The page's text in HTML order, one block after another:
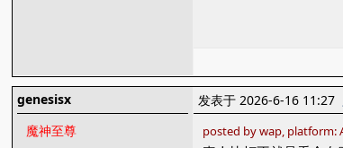
genesisx
魔神至尊
发表于 2026-6-16 11:27
posted by wap, platform: